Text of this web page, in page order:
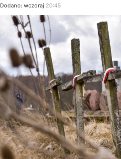
Dodano: wczoraj 20:45